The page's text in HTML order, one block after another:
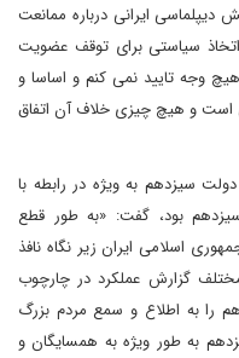
ایرانی درباره ممانعت
سیاستی برای توقف عضویت
وجه تایید نمی کنم و اساسا و
است و هیچ چیزی خلاف آن اتفاق
سیزدهم به ویژه در رابطه با
بود، گفت: «به طور قطع
اسلامی ایران زیر نگاه نافذ
گزارش عملکرد در چارچوب
را به اطلاع و سمع مردم بزرگ
به طور ویژه به همسایگان و